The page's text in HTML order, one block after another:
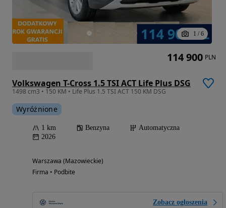
1 / 6
Volkswagen T-Cross 1.5 TSI ACT Life Plus DSG
1498 cm3 • 150 KM • Life Plus 1.5 TSI ACT 150 KM DSG
Wyróżnione
1 km Benzyna
Automatyczna
2026
Warszawa (Mazowieckie)
Firma • Podbite
Zobacz ogłoszenia
114 900 PLN